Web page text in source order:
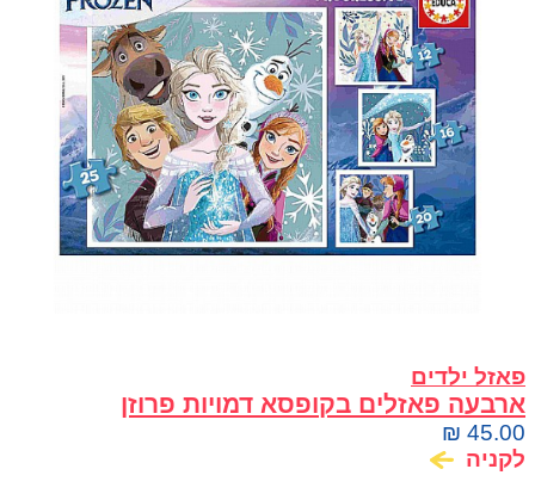
פאזל ילדים
ארבעה פאזלים בקופסא דמויות פרוזן
₪ 45.00
לקניה